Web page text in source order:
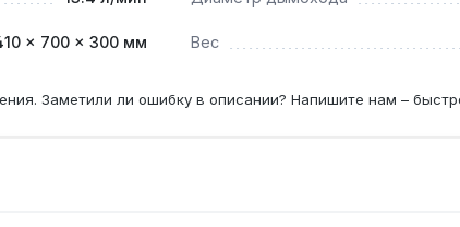
× 700 × 300 мм Вес
Заметили ли ошибку в описании? Напишите нам –